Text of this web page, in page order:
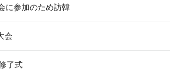
に参加のため訪韓
会
了式